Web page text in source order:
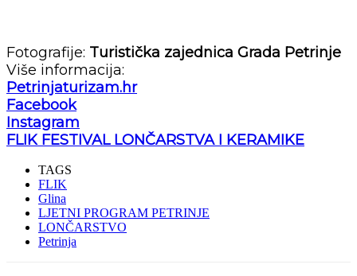
Fotografije: Turistička zajednica Grada Petrinje
Više informacija:
Petrinjaturizam.hr
Facebook
Instagram
FLIK FESTIVAL LONČARSTVA I KERAMIKE
TAGS
FLIK
Glina
LJETNI PROGRAM PETRINJE
LONČARSTVO
Petrinja